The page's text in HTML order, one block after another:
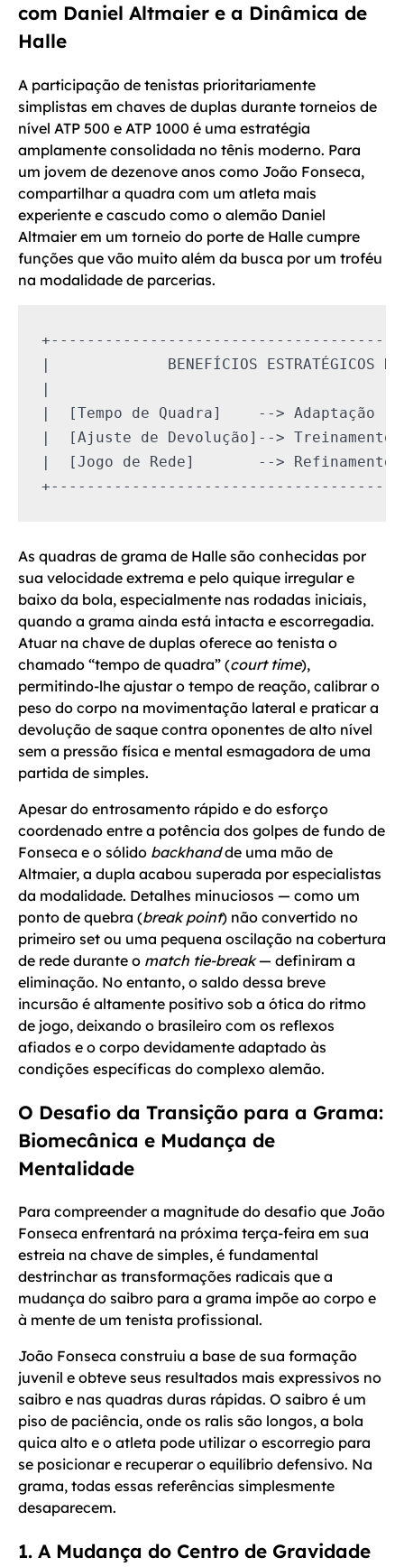
com Daniel Altmaier e a Dinâmica de
Halle
A participação de tenistas prioritariamente
simplistas em chaves de duplas durante torneios de
nível ATP 500 e ATP 1000 é uma estratégia
amplamente consolidada no tênis moderno. Para
um jovem de dezenove anos como João Fonseca,
compartilhar a quadra com um atleta mais
experiente e cascudo como o alemão Daniel
Altmaier em um torneio do porte de Halle cumpre
funções que vão muito além da busca por um troféu
na modalidade de parcerias.
|             BENEFÍCIOS ESTRATÉGICOS
|
|  [Tempo de Quadra]    --> Adaptação
|  [Ajuste de Devolução]-->
|  [Jogo de Rede]       -->
As quadras de grama de Halle são conhecidas por
sua velocidade extrema e pelo quique irregular e
baixo da bola, especialmente nas rodadas iniciais,
quando a grama ainda está intacta e escorregadia.
Atuar na chave de duplas oferece ao tenista o
chamado “tempo de quadra” (court time),
permitindo-lhe ajustar o tempo de reação, calibrar o
peso do corpo na movimentação lateral e praticar a
devolução de saque contra oponentes de alto nível
sem a pressão física e mental esmagadora de uma
partida de simples.
Apesar do entrosamento rápido e do esforço
coordenado entre a potência dos golpes de fundo de
Fonseca e o sólido backhandde uma mão de
Altmaier, a dupla acabou superada por especialistas
da modalidade. Detalhes minuciosos — como um
ponto de quebra (break point) não convertido no
primeiro set ou uma pequena oscilação na cobertura
de rede durante o match tie-break— definiram a
eliminação. No entanto, o saldo dessa breve
incursão é altamente positivo sob a ótica do ritmo
de jogo, deixando o brasileiro com os reflexos
afiados e o corpo devidamente adaptado às
condições específicas do complexo alemão.
O Desafio da Transição para a Grama:
Biomecânica e Mudança de
Mentalidade
Para compreender a magnitude do desafio que João
Fonseca enfrentará na próxima terça-feira em sua
estreia na chave de simples, é fundamental
destrinchar as transformações radicais que a
mudança do saibro para a grama impõe ao corpo e
à mente de um tenista profissional.
João Fonseca construiu a base de sua formação
juvenil e obteve seus resultados mais expressivos no
saibro e nas quadras duras rápidas. O saibro é um
piso de paciência, onde os ralis são longos, a bola
quica alto e o atleta pode utilizar o escorregio para
se posicionar e recuperar o equilíbrio defensivo. Na
grama, todas essas referências simplesmente
desaparecem.
1. A Mudança do Centro de Gravidade